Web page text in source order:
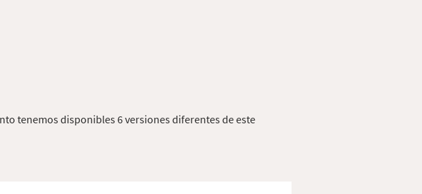
tenemos disponibles 6 versiones diferentes de este